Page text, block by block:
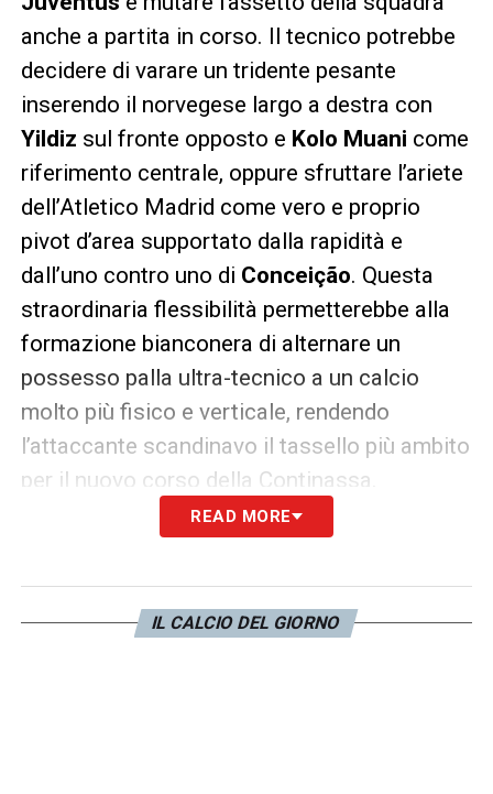
anche a partita in corso. Il tecnico potrebbe
decidere di varare un tridente pesante
inserendo il norvegese largo a destra con
Yildiz sul fronte opposto e Kolo Muani come
riferimento centrale, oppure sfruttare l’ariete
dell’Atletico Madrid come vero e proprio
pivot d’area supportato dalla rapidità e
dall’uno contro uno di Conceição. Questa
straordinaria flessibilità permetterebbe alla
formazione bianconera di alternare un
possesso palla ultra-tecnico a un calcio
molto più fisico e verticale, rendendo
l’attaccante scandinavo il tassello più ambito
per il nuovo corso della Continassa.
READ MORE
IL CALCIO DEL GIORNO